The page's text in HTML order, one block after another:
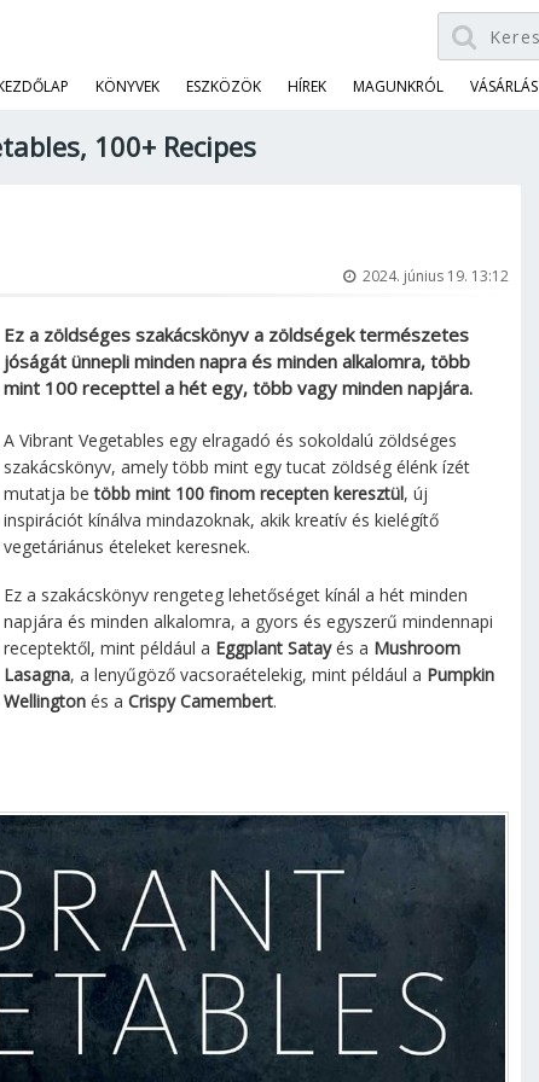
KÖNYVEK ESZKÖZÖK HÍREK MAGUNKRÓL VÁSÁRLÁS
100+ Recipes
2024. június 19. 13:12
Ez a zöldséges szakácskönyv a zöldségek természetes
jóságát ünnepli minden napra és minden alkalomra, több
mint 100 recepttel a hét egy, több vagy minden napjára.
A Vibrant Vegetables egy elragadó és sokoldalú zöldséges
szakácskönyv, amely több mint egy tucat zöldség élénk ízét
mutatja be több mint 100 finom recepten keresztül, új
inspirációt kínálva mindazoknak, akik kreatív és kielégítő
vegetáriánus ételeket keresnek.
Ez a szakácskönyv rengeteg lehetőséget kínál a hét minden
napjára és minden alkalomra, a gyors és egyszerű mindennapi
receptektől, mint például a Eggplant Satayés a Mushroom
Lasagna, a lenyűgöző vacsoraételekig, mint például a Pumpkin
Wellington és a Crispy Camembert.